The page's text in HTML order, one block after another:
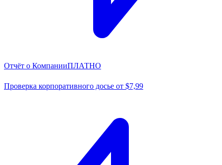
Отчёт о КомпанииПЛАТНО
Проверка корпоративного досье от $7,99